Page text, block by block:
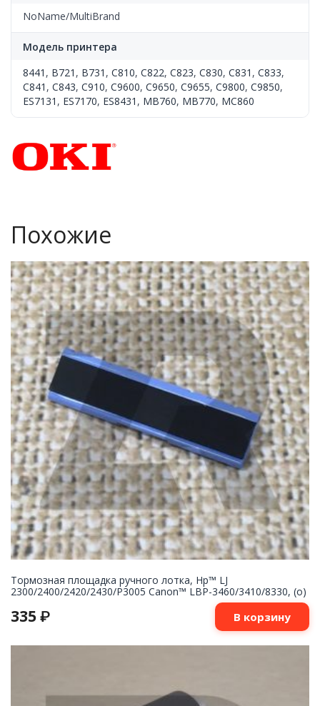
NoName/MultiBrand
Модель принтера
8441 , B721 , B731 , C810, C822, C823, C830, C831 , C833,
C841 , C843, C910, C9600, C9650, C9655, C9800, C9850,
ES7131 , ES7170, ES8431 , MB760, MB770, MC860
Похожие
Тормозная площадка ручного лотка, Hp™ LJ
2300/2400/2420/2430/P3005 Canon™ LBP-3460/3410/8330, (о)
335 ₽ В корзину